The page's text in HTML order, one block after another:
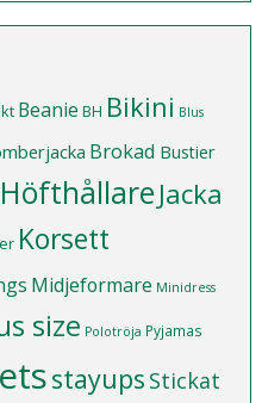
Beanie BH Bikini Blus
Brokad Bustier
Höfthållare Jacka
Korsett
Midjeformare Minidress
size Polotröja Pyjamas
stayups Stickat